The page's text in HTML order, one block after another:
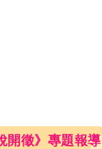
開徵》專題報導